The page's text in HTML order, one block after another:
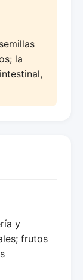
la
y
frutos